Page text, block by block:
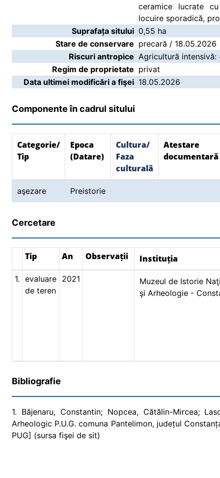
ceramice lucrate
locuire sporadică,
Suprafața sitului 0,55 ha
Stare de conservare precară / 18.05.2026
Riscuri antropice Agricultură intensivă:
Regim de proprietate privat
Data ultimei modificări a fişei 18.05.2026
Componente în cadrul sitului
Categorie/
Tip
Epoca
(Datare)
Cultura/
Faza
culturală
Atestare
documentară
aşezare Preistorie
Cercetare
Tip An Observații Instituția
1. evaluare
de teren
2021
Muzeul de Istorie
şi Arheologie -
Bibliografie
1. Băjenaru, Constantin; Nopcea, Cătălin-Mircea;
Arheologic P.U.G. comuna Pantelimon, județul
PUG] (sursa fişei de sit)